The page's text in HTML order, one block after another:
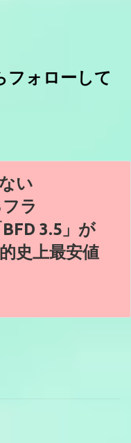
フォローして
い
ラ
3.5」が
史上最安値